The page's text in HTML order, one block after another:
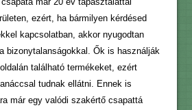
ezért, ha bármilyen kérdésed
kapcsolatban, akkor nyugodtan
bizonytalanságokkal. Ők is használják
található termékeket, ezért
tudnak ellátni. Ennek is
már egy valódi szakértő csapattá